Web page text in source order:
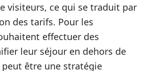
visiteurs, ce qui se traduit par
des tarifs. Pour les
effectuer des
leur séjour en dehors de
peut être une stratégie